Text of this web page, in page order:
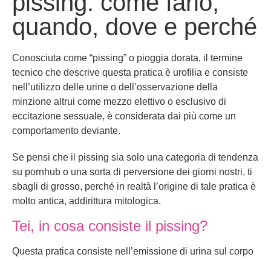
quando, dove e perché
Conosciuta come “pissing” o pioggia dorata, il termine
tecnico che descrive questa pratica è urofilia e consiste
nell’utilizzo delle urine o dell’osservazione della
minzione altrui come mezzo elettivo o esclusivo di
eccitazione sessuale, è considerata dai più come un
comportamento deviante.
Se pensi che il pissing sia solo una categoria di tendenza
su pornhub o una sorta di perversione dei giorni nostri, ti
sbagli di grosso, perché in realtà l’origine di tale pratica è
molto antica, addirittura mitologica.
Tei, in cosa consiste il pissing?
Questa pratica consiste nell’emissione di urina sul corpo